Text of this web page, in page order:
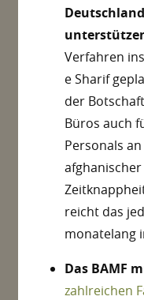
Verfahren
e Sharif
der
Büros auch
Personals
reicht das
monatelang
Das BAMF
zahlreichen